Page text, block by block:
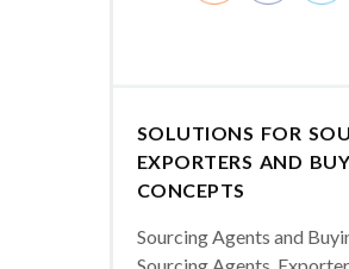
SOLUTIONS FOR
EXPORTERS AND
CONCEPTS
Sourcing Agents and